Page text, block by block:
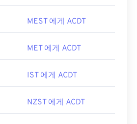
MEST 에게 ACDT
MET 에게 ACDT
IST 에게 ACDT
NZST 에게 ACDT